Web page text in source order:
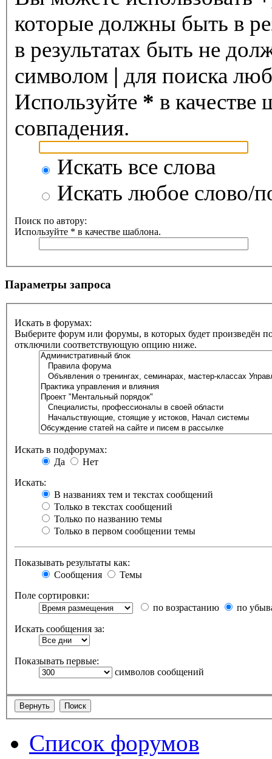
которые должны быть в
в результатах быть не
символом | для поиска
Используйте * в качестве
совпадения.
Искать все слова
Искать любое слово/
Поиск по автору:
Используйте * в качестве шаблона.
Параметры запроса
Искать в форумах:
Выберите форум или форумы, в которых будет произведён
отключили соответствующую опцию ниже.
Искать в подфорумах:
Да
Нет
Искать:
В названиях тем и текстах сообщений
Только в текстах сообщений
Только по названию темы
Только в первом сообщении темы
Показывать результаты как:
Сообщения
Темы
Поле сортировки:
по возрастанию
по
Искать сообщения за:
Показывать первые:
символов сообщений
Список форумов